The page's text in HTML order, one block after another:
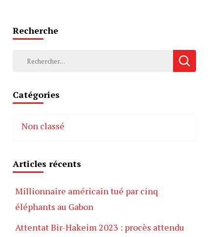
Recherche
Rechercher :
Catégories
Non classé
Articles récents
Millionnaire américain tué par cinq
éléphants au Gabon
Attentat Bir-Hakeim 2023 : procès attendu